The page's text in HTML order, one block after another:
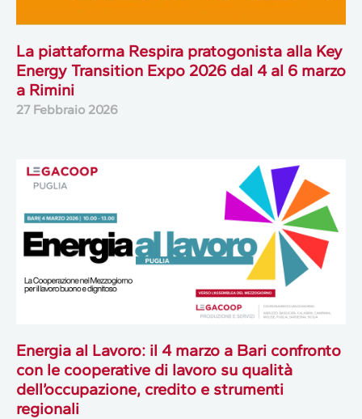
La piattaforma Respira pratogonista alla Key
Energy Transition Expo 2026 dal 4 al 6 marzo
a Rimini
27 Febbraio 2026
Energia al Lavoro: il 4 marzo a Bari confronto
con le cooperative di lavoro su qualità
dell’occupazione, credito e strumenti
regionali